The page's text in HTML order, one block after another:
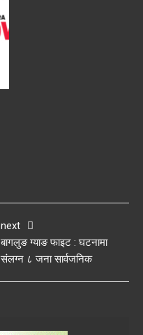
next
बागलुङ ग्याङ फाइट : घटनामा
संलग्न ८ जना सार्वजनिक